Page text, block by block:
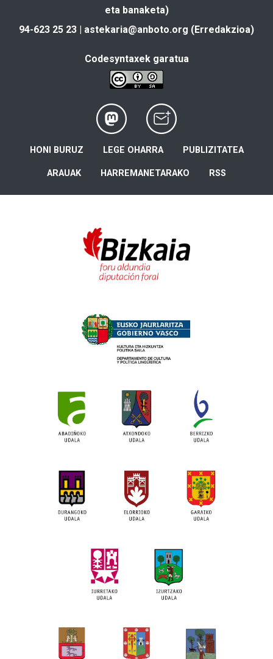
eta banaketa)
94-623 25 23 | astekaria@anboto.org (Erredakzioa)
Codesyntaxek garatua
HONI BURUZ LEGE OHARRA PUBLIZITATEA
ARAUAK HARREMANETARAKO RSS